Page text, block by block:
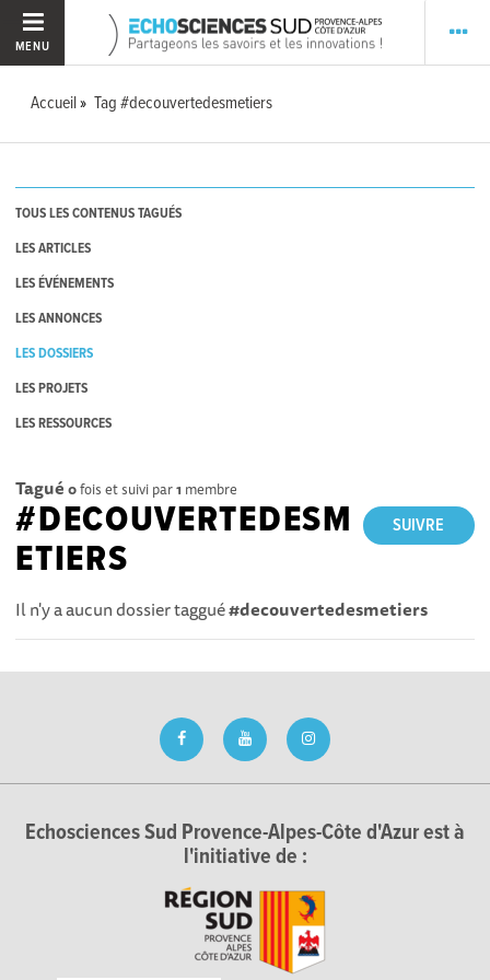
MENU
Accueil Tag #decouvertedesmetiers
TOUS LES CONTENUS TAGUÉS
LES ARTICLES
LES ÉVÉNEMENTS
LES ANNONCES
LES DOSSIERS
LES PROJETS
LES RESSOURCES
Tagué 0fois et suivi par1 membre
SUIVRE
#DECOUVERTEDESM
ETIERS
Il n'y a aucun dossier taggué#decouvertedesmetiers
Echosciences Sud Provence-Alpes-Côte d'Azur est à
l'initiative de :